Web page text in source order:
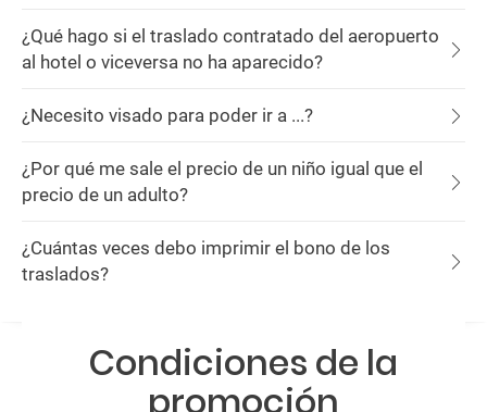
¿Qué hago si el traslado contratado del aeropuerto
al hotel o viceversa no ha aparecido?
¿Necesito visado para poder ir a ...?
¿Por qué me sale el precio de un niño igual que el
precio de un adulto?
¿Cuántas veces debo imprimir el bono de los
traslados?
Condiciones de la
promoción